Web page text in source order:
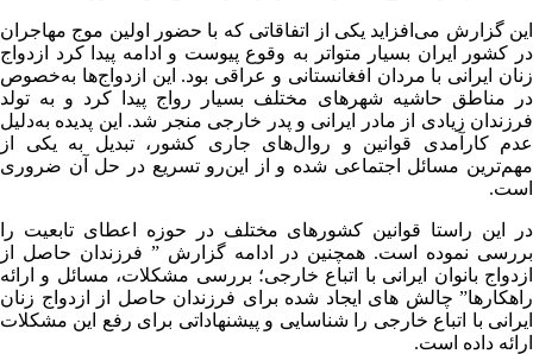
این گزارش می‌افزاید یکی از اتفاقاتی که با حضور اولین موج‌ مهاجران
در کشور ایران بسیار متواتر به وقوع پیوست و ادامه پیدا کرد ازدواج
زنان ایرانی با مردان افغانستانی و عراقی بود. این ازدواج‌ها به‌خصوص
در مناطق حاشیه شهرهای مختلف بسیار رواج پیدا کرد و به تولد
فرزندان زیادی از مادر ایرانی و پدر خارجی منجر شد. این پدیده به‌دلیل
عدم کارآمدی قوانین و روال‌‌های جاری کشور، تبدیل به یکی از
مهم‌‌ترین مسائل اجتماعی شده‌‌ و از‌ این‌رو تسریع در حل آن ضروری
است.
در این راستا قوانین کشورهای مختلف در حوزه اعطای تابعیت را
بررسی نموده است. همچنین در ادامه گزارش ” فرزندان حاصل از
ازدواج بانوان ایرانی با اتباع خارجی؛ بررسی مشکلات، مسائل و ارائه
راهکارها” چالش های ایجاد شده برای فرزندان حاصل از ازدواج زنان
ایرانی با اتباع خارجی را شناسایی و پیشنهاداتی برای رفع این مشکلات
ارائه داده است.